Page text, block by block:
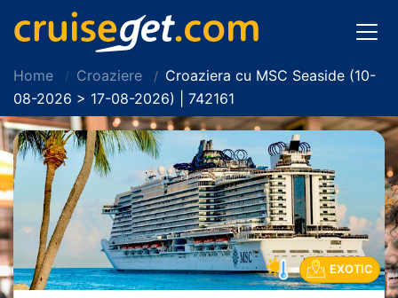
Home Croaziere
Croaziera cu MSC Seaside (10-
08-2026 > 17-08-2026) | 742161
EXOTIC